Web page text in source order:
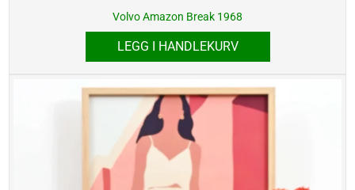
Volvo Amazon Break 1968
LEGG I HANDLEKURV